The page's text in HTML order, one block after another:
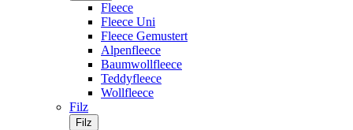
Fleece
Fleece Uni
Fleece Gemustert
Alpenfleece
Baumwollfleece
Teddyfleece
Wollfleece
Filz
Filz